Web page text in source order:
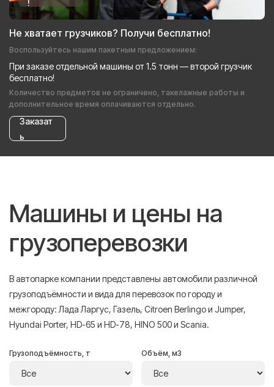
!
Не хватает грузчиков? Получи бесплатно!
Воспользуйтесь нашим пакетным предложением:
При заказе отдельной машины от 1.5 тонн — второй грузчик
бесплатно!
Количество предметов не ограничено, такелажные работы и
дополнительное время оплачиваются отдельно.
Заказат
ь
Машины и цены на
грузоперевозки
В автопарке компании представлены автомобили различной
грузоподъёмности и вида для перевозок по городу и
межгороду: Лада Ларгус, Газель, Citroen Berlingo и Jumper,
Hyundai Porter, HD-65 и HD-78, HINO 500 и Scania.
Грузоподъёмность, т Объём, м3